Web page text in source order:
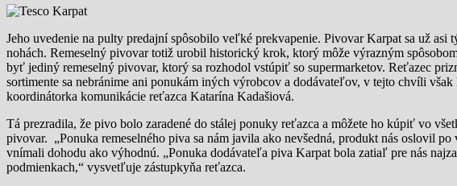
Jeho uvedenie na pulty predajní spôsobilo veľké prekvapenie. Pivovar Karpat sa už asi
nohách. Remeselný pivovar totiž urobil historický krok, ktorý môže výrazným
byť jediný remeselný pivovar, ktorý sa rozhodol vstúpiť so supermarketov. Reťazec
sortimente sa nebránime ani ponukám iných výrobcov a dodávateľov, v tejto chvíli
koordinátorka komunikácie reťazca Katarína Kadašiová.
Tá prezradila, že pivo bolo zaradené do stálej ponuky reťazca a môžete ho kúpiť vo
pivovar. „Ponuka remeselného piva sa nám javila ako nevšedná, produkt nás oslovil
vnímali dohodu ako výhodnú. „Ponuka dodávateľa piva Karpat bola zatiaľ pre nás
podmienkach,“ vysvetľuje zástupkyňa reťazca.